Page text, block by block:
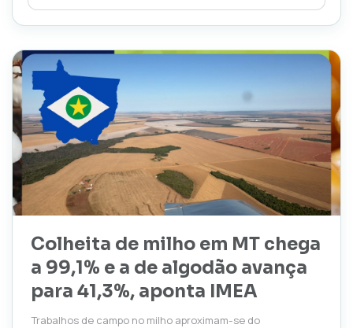
Colheita de milho em MT chega
a 99,1% e a de algodão avança
para 41,3%, aponta IMEA
Trabalhos de campo no milho aproximam-se do